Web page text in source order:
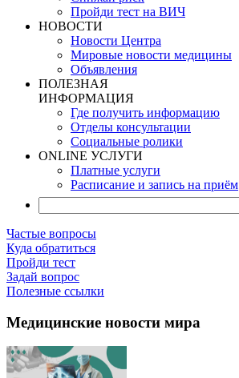
Пройди тест на ВИЧ
НОВОСТИ
Новости Центра
Мировые новости медицины
Объявления
ПОЛЕЗНАЯ
ИНФОРМАЦИЯ
Где получить информацию
Отделы консультации
Социальные ролики
ONLINE УСЛУГИ
Платные услуги
Расписание и запись на приём
Частые вопросы
Куда обратиться
Пройди тест
Задай вопрос
Полезные ссылки
Медицинские новости мира